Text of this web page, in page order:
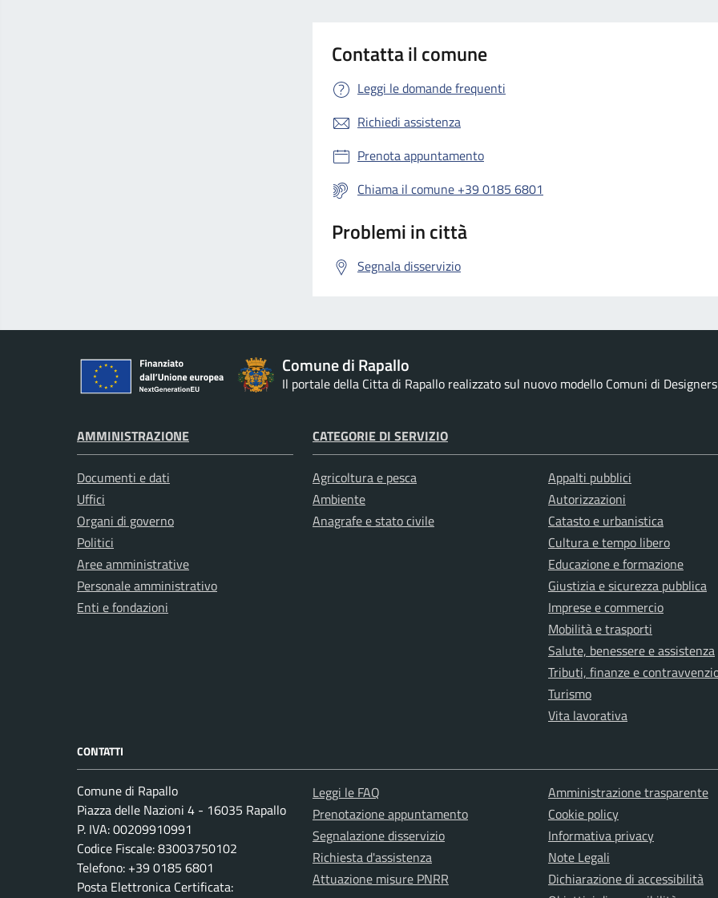
Contatta il comune
Leggi le domande frequenti
Richiedi assistenza
Prenota appuntamento
Chiama il comune +39 0185 6801
Problemi in città
Segnala disservizio
Comune di Rapallo
Il portale della Citta di Rapallo realizzato sul nuovo modello Comuni di
AMMINISTRAZIONE
Documenti e dati
Uffici
Organi di governo
Politici
Aree amministrative
Personale amministrativo
Enti e fondazioni
CATEGORIE DI SERVIZIO
Agricoltura e pesca
Ambiente
Anagrafe e stato civile
Appalti pubblici
Autorizzazioni
Catasto e urbanistica
Cultura e tempo libero
Educazione e formazione
Giustizia e sicurezza pubblica
Imprese e commercio
Mobilità e trasporti
Salute, benessere e assistenza
Tributi, finanze e
Turismo
Vita lavorativa
CONTATTI
Comune di Rapallo
Piazza delle Nazioni 4 - 16035 Rapallo
P. IVA: 00209910991
Codice Fiscale: 83003750102
Telefono: +39 0185 6801
Posta Elettronica Certificata:
Leggi le FAQ
Prenotazione appuntamento
Segnalazione disservizio
Richiesta d'assistenza
Attuazione misure PNRR
Amministrazione trasparente
Cookie policy
Informativa privacy
Note Legali
Dichiarazione di accessibilità